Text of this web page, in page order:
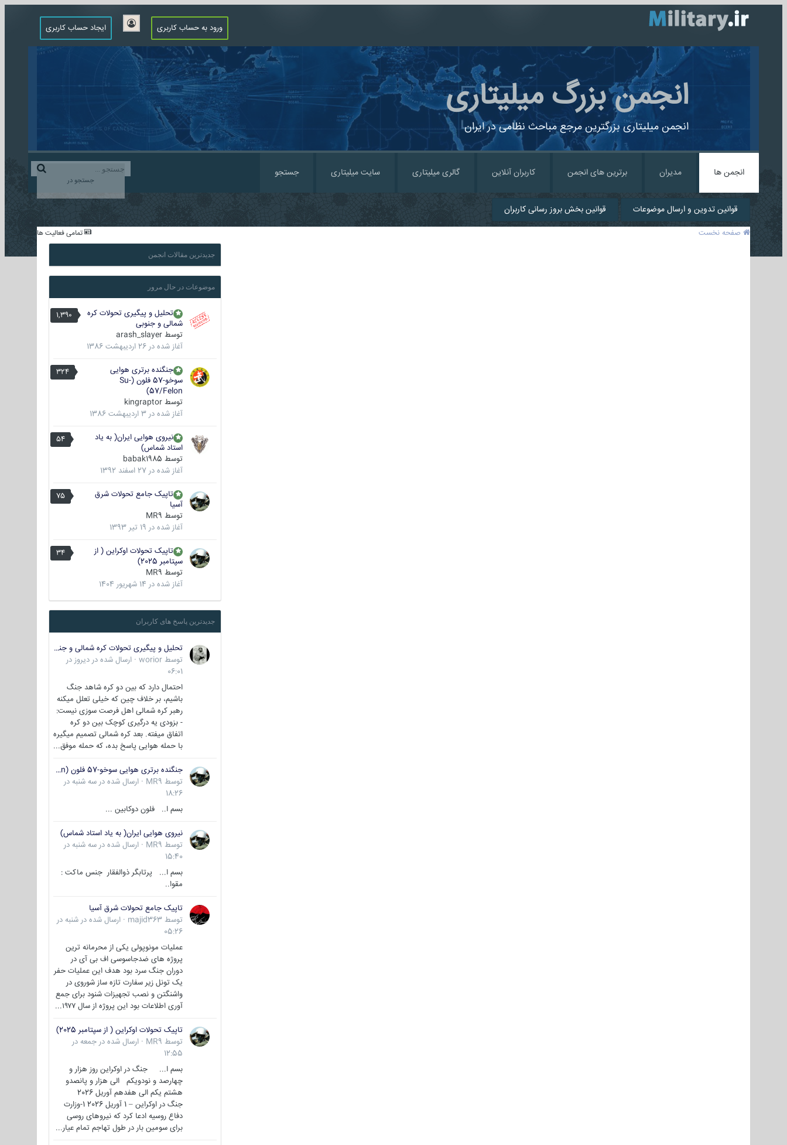
ورود به حساب کاربری ایجاد حساب کاربری
انجمن بزرگ میلیتاری
انجمن میلیتاری بزرگترین مرجع مباحث نظامی در ایران
جستجو در
انجمن ها مدیران برترین های انجمن کاربران آنلاین گالری میلیتاری سایت میلیتاری جستجو
قوانین تدوین و ارسال موضوعات قوانین بخش بروز رسانی کاربران
تمامی فعالیت ها صفحه نخست
جدیدترین مقالات انجمن
موضوعات در حال مرور
1,390
تحلیل و پیگیری تحولات کره
شمالی و جنوبی
توسط arash_slayer
آغاز شده در 26 اردیبهشت 1386
324
جنگنده برتری هوایی
سوخو-57 فلون (Su-
57/Felon)
توسط kingraptor
آغاز شده در 3 اردیبهشت 1386
54
نیروی هوایی ایران( به یاد
استاد شماس)
توسط babak1985
آغاز شده در 27 اسفند 1392
75
تاپیک جامع تحولات شرق
آسیا
توسط MR9
آغاز شده در 19 تیر 1393
34
تاپیک تحولات اوکراین ( از
سپتامبر 2025)
توسط MR9
آغاز شده در 14 شهریور 1404
جدیدترین پاسخ های کاربران
تحلیل و پیگیری تحولات کره شمالی و جنوبی
توسط worior
· ارسال شده در دیروز در
06:01
احتمال دارد که بین دو کره شاهد جنگ
باشیم، بر خلاف چین که خیلی تعلل میکنه
رهبر کره شمالی اهل فرصت سوزی نیست:
- بزودی یه درگیری کوچک بین دو کره
اتفاق میفته. بعد کره شمالی تصمیم میگیره
با حمله هوایی پاسخ بده، که حمله موفق...
جنگنده برتری هوایی سوخو-57 فلون (Su-57/Felon)
توسط MR9
· ارسال شده در سه شنبه در
18:26
بسم ا.. فلون دوکابین ...
نیروی هوایی ایران( به یاد استاد شماس)
توسط MR9
· ارسال شده در سه شنبه در
15:40
بسم ا... پرتابگر ذوالفقار جنس ماکت :
مقوا..
تاپیک جامع تحولات شرق آسیا
توسط majid363
· ارسال شده در شنبه در
05:26
عملیات مونوپولی یکی از محرمانه ترین
پروژه های ضدجاسوسی اف بی آی در
دوران جنگ سرد بود هدف این عملیات حفر
یک تونل زیر سفارت تازه ساز شوروی در
واشنگتن و نصب تجهیزات شنود برای جمع
آوری اطلاعات بود این پروژه از سال ۱۹۷۷...
تاپیک تحولات اوکراین ( از سپتامبر 2025)
توسط MR9
· ارسال شده در جمعه در
12:55
بسم ا... جنگ در اوکراین روز هزار و
چهارصد و نودویکم الی هزار و پانصدو
هشتم یکم الی هفدهم آوریل 2026
جنگ در اوکراین – 1 آوریل 2026 1-وزارت
دفاع روسیه ادعا کرد که نیروهای روسی
برای سومین بار در طول تهاجم تمام عیار...